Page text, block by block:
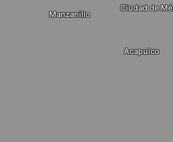
Ciudad de
Acapulco
Manzanillo